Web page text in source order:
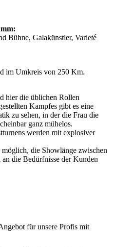
Bühne, Galakünstler, Varieté
im Umkreis von 250 Km.
hier die üblichen Rollen
Kampfes gibt es eine
zu sehen, in der die Frau die
ganz mühelos.
werden mit explosiver
möglich, die Showlänge zwischen
die Bedürfnisse der Kunden
für unsere Profis mit